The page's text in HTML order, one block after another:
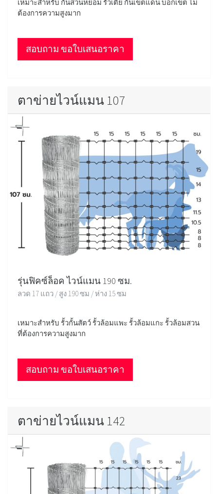
เหมาะสำหรับ กั้นสวนหย่อม รั้วเตี้ย กั้นเขตแดน บอกเขต ไม่
ต้องการความสูงมาก
สอบถาม ขอใบเสนอราคา
ตาข่ายไวน์แมน 107
รุ่นฟิคซ์ล็อค ไวน์แมน 190 ซม.
ลวด 17 แถว / สูง 190 ซม / ห่าง 15 ซม
เหมาะสำหรับ รั้วกั้นสัตว์ รั้วล้อมแพะ รั้วล้อมแกะ รั้วล้อมสวน
ที่ต้องการความสูงมาก
สอบถาม ขอใบเสนอราคา
ตาข่ายไวน์แมน 142